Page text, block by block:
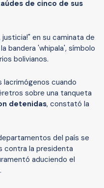
de cinco de sus
en su caminata de
bandera 'whipala', símbolo
bolivianos.
lacrimógenos cuando
sobre una tanqueta
detenidas, constató la
del país se
contra la presidenta
aduciendo el